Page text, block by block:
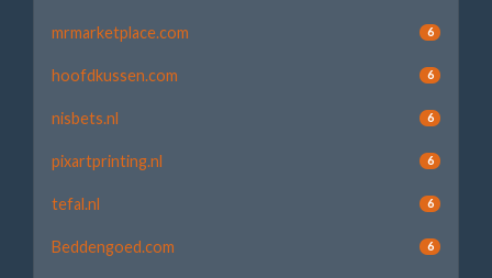
mrmarketplace.com 6
hoofdkussen.com 6
nisbets.nl 6
pixartprinting.nl 6
tefal.nl 6
Beddengoed.com 6